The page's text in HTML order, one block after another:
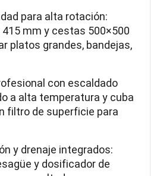
para alta rotación:
mm y cestas 500×500
platos grandes, bandejas,
con escaldado
a alta temperatura y cuba
filtro de superficie para
y drenaje integrados:
y dosificador de